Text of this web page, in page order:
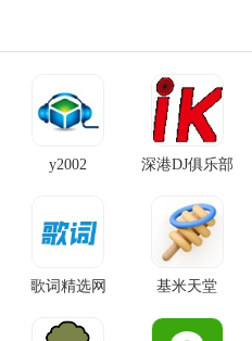
y2002 深港DJ俱乐部
歌词精选网 基米天堂